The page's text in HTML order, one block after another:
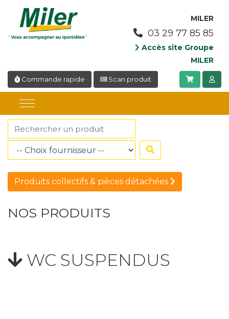
MILER
03 29 77 85 85
Accès site Groupe
MILER
Commande rapide Scan produit
Produits collectifs & pièces détachées
NOS PRODUITS
WC SUSPENDUS
Panneau de gestion des cookies